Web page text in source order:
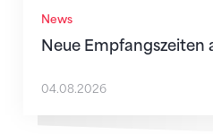
News
Neue Empfangszeiten
04.08.2026